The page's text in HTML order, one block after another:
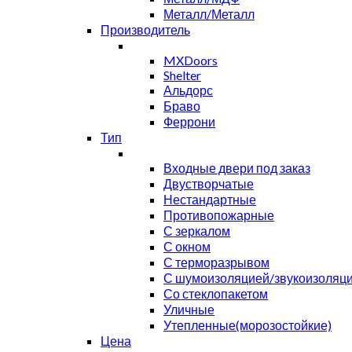
Металл/Металл
Производитель
MXDoors
Shelter
Альдорс
Браво
Феррони
Тип
Входные двери под заказ
Двустворчатые
Нестандартные
Противопожарные
С зеркалом
С окном
С терморазрывом
С шумоизоляцией/
Со стеклопакетом
Уличные
Утепленные(морозостойкие)
Цена